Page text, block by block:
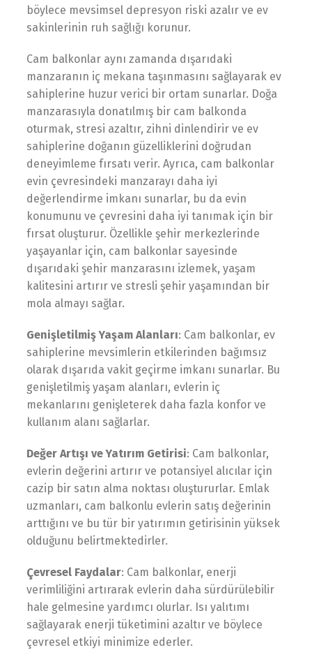
böylece mevsimsel depresyon riski azalır ve ev
sakinlerinin ruh sağlığı korunur.
Cam balkonlar aynı zamanda dışarıdaki
manzaranın iç mekana taşınmasını sağlayarak ev
sahiplerine huzur verici bir ortam sunarlar. Doğa
manzarasıyla donatılmış bir cam balkonda
oturmak, stresi azaltır, zihni dinlendirir ve ev
sahiplerine doğanın güzelliklerini doğrudan
deneyimleme fırsatı verir. Ayrıca, cam balkonlar
evin çevresindeki manzarayı daha iyi
değerlendirme imkanı sunarlar, bu da evin
konumunu ve çevresini daha iyi tanımak için bir
fırsat oluşturur. Özellikle şehir merkezlerinde
yaşayanlar için, cam balkonlar sayesinde
dışarıdaki şehir manzarasını izlemek, yaşam
kalitesini artırır ve stresli şehir yaşamından bir
mola almayı sağlar.
Genişletilmiş Yaşam Alanları: Cam balkonlar, ev
sahiplerine mevsimlerin etkilerinden bağımsız
olarak dışarıda vakit geçirme imkanı sunarlar. Bu
genişletilmiş yaşam alanları, evlerin iç
mekanlarını genişleterek daha fazla konfor ve
kullanım alanı sağlarlar.
Değer Artışı ve Yatırım Getirisi: Cam balkonlar,
evlerin değerini artırır ve potansiyel alıcılar için
cazip bir satın alma noktası oluştururlar. Emlak
uzmanları, cam balkonlu evlerin satış değerinin
arttığını ve bu tür bir yatırımın getirisinin yüksek
olduğunu belirtmektedirler.
Çevresel Faydalar: Cam balkonlar, enerji
verimliliğini artırarak evlerin daha sürdürülebilir
hale gelmesine yardımcı olurlar. Isı yalıtımı
sağlayarak enerji tüketimini azaltır ve böylece
çevresel etkiyi minimize ederler.